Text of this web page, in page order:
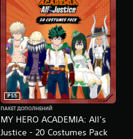
MY HERO ACADEMIA: All’s
Justice - 20 Costumes Pack
PS5
ПАКЕТ ДОПОЛНЕНИЙ